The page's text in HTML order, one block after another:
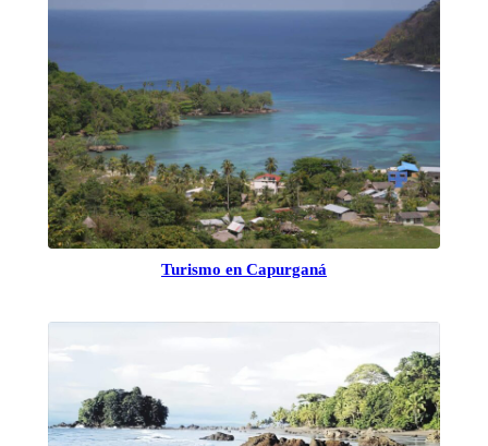
Turismo en Capurganá